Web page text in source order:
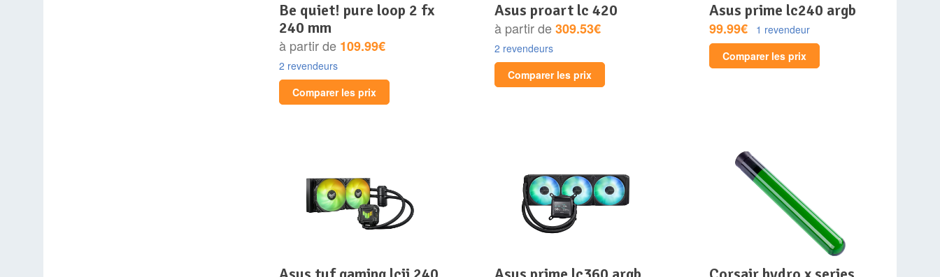
be quiet! pure loop 2 fx
240 mm
à partir de 109.99€
2 revendeurs
Comparer les prix
asus proart lc 420
à partir de309.53€
2 revendeurs
Comparer les prix
asus prime lc240 argb
99.99€
1 revendeur
Comparer les prix